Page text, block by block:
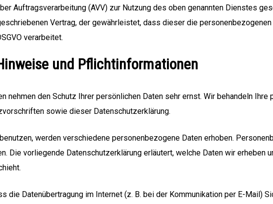
Auftragsverarbeitung (AVV) zur Nutzung des oben genannten Dienstes
Vertrag, der gewährleistet, dass dieser die
verarbeitet.
und Pflicht­informationen
nehmen den Schutz Ihrer persönlichen Daten sehr ernst. Wir behandeln
sowie dieser Datenschutzerklärung.
werden verschiedene personenbezogene Daten erhoben.
Die vorliegende Datenschutzerklärung erläutert, welche Daten wir erheben
die Datenübertragung im Internet (z. B. bei der Kommunikation per E-Mail)